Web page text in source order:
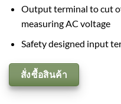
Output terminal to cut
measuring AC voltage
Safety designed input
สั่งซื้อสินค้า